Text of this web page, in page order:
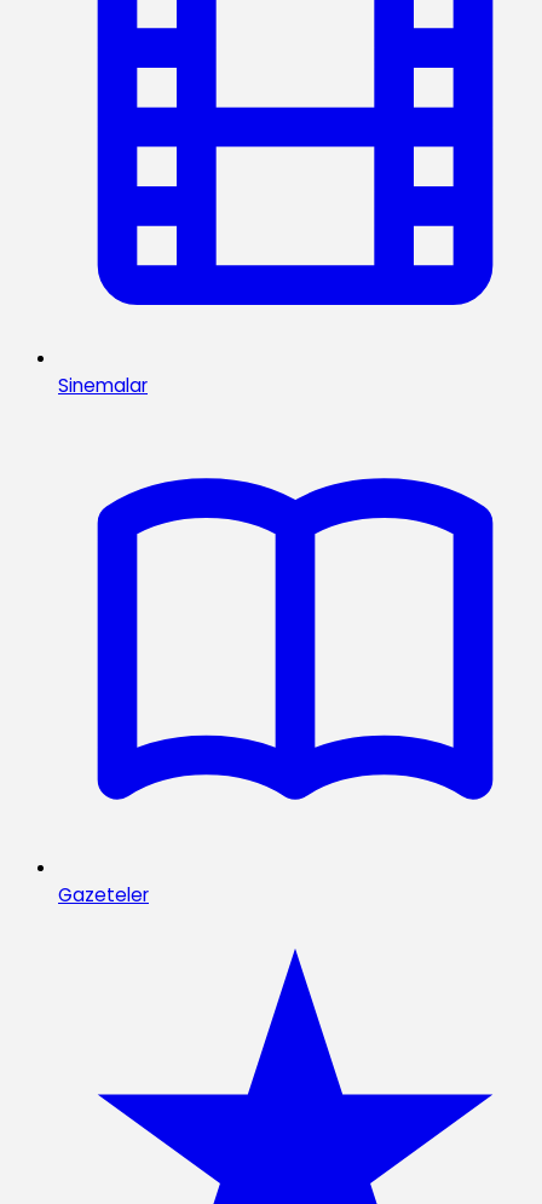
Sinemalar
Gazeteler